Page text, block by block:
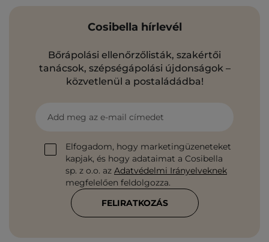
Cosibella hírlevél
Bőrápolási ellenőrzőlisták, szakértői
tanácsok, szépségápolási újdonságok –
közvetlenül a postaládádba!
Add meg az e-mail címedet
Elfogadom, hogy marketingüzeneteket
kapjak, és hogy adataimat a Cosibella
sp. z o.o. az Adatvédelmi Irányelveknek
megfelelően feldolgozza.
FELIRATKOZÁS